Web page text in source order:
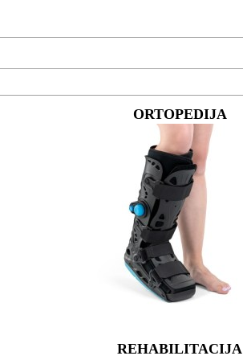
ORTOPEDIJA
REHABILITACIJA